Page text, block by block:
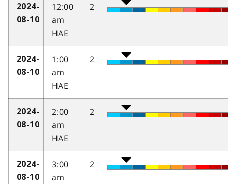
2024-
08-10
12:00
am
HAE
2
2024-
08-10
1:00
am
HAE
2
2024-
08-10
2:00
am
HAE
2
2024-
08-10
3:00
am
2